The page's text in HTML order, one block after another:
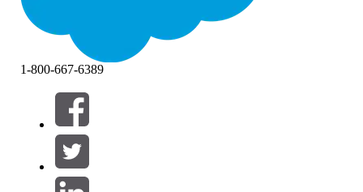
Filtros (0)
SELECIONAR FILTROS
Área de produtos
1-800-667-6389